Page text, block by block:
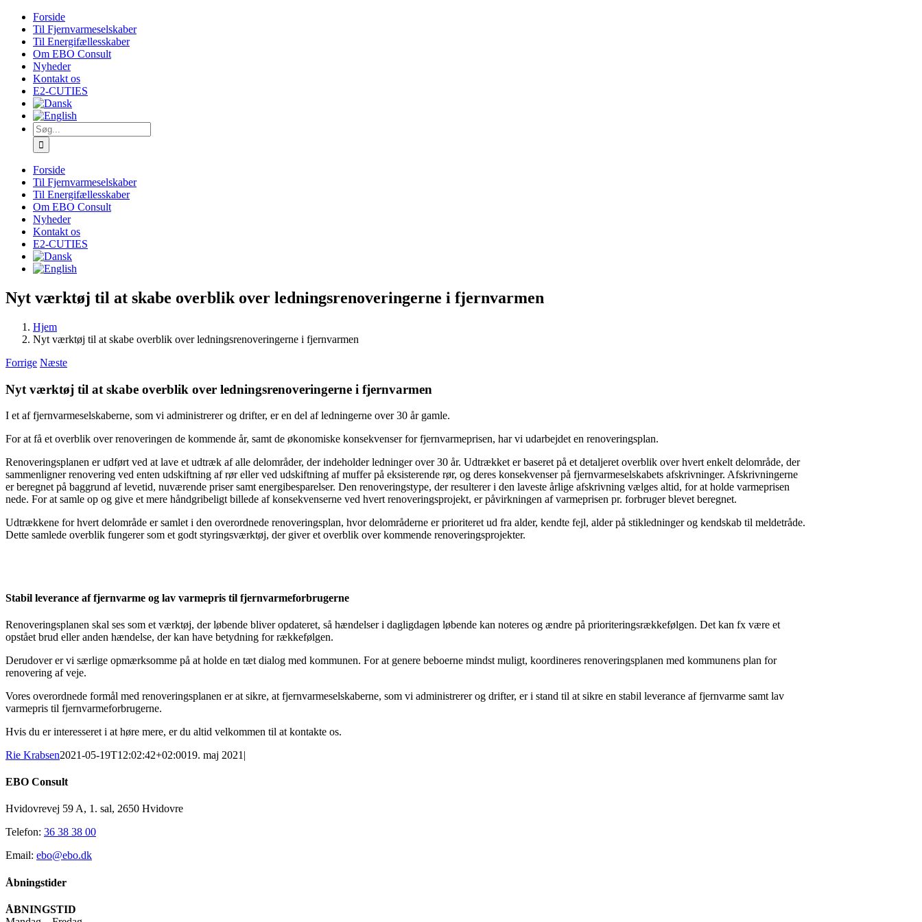
Skip
content
Forside
Til Fjernvarmeselskaber
Til Energifællesskaber
Om EBO Consult
Nyheder
Kontakt os
E2-CUTIES
Søg
efter:
Forside
Til Fjernvarmeselskaber
Til Energifællesskaber
Om EBO Consult
Nyheder
Kontakt os
E2-CUTIES
Nyt værktøj til at skabe overblik over ledningsrenoveringerne i fjernvarmen
Hjem
Nyt værktøj til at skabe overblik over ledningsrenoveringerne i fjernvarmen
Forrige Næste
Nyt værktøj til at skabe overblik over ledningsrenoveringerne i fjernvarmen
I et af fjernvarmeselskaberne, som vi administrerer og drifter, er en del af ledningerne over 30 år gamle.
For at få et overblik over renoveringen de kommende år, samt de økonomiske konsekvenser for fjernvarmeprisen, har vi udarbejdet en renoveringsplan.
Renoveringsplanen er udført ved at lave et udtræk af alle delområder, der indeholder ledninger over 30 år. Udtrækket er baseret på et detaljeret overblik over hvert enkelt delområde, der
sammenligner renovering ved enten udskiftning af rør eller ved udskiftning af muffer på eksisterende rør, og deres konsekvenser på fjernvarmeselskabets afskrivninger. Afskrivningerne
er beregnet på baggrund af levetid, nuværende priser samt energibesparelser. Den renoveringstype, der resulterer i den laveste årlige afskrivning vælges altid, for at holde varmeprisen
nede. For at samle op og give et mere håndgribeligt billede af konsekvenserne ved hvert renoveringsprojekt, er påvirkningen af varmeprisen pr. forbruger blevet beregnet.
Udtrækkene for hvert delområde er samlet i den overordnede renoveringsplan, hvor delområderne er prioriteret ud fra alder, kendte fejl, alder på stikledninger og kendskab til meldetråde.
Dette samlede overblik fungerer som et godt styringsværktøj, der giver et overblik over kommende renoveringsprojekter.
Stabil leverance af fjernvarme og lav varmepris til fjernvarmeforbrugerne
Renoveringsplanen skal ses som et værktøj, der løbende bliver opdateret, så hændelser i dagligdagen løbende kan noteres og ændre på prioriteringsrækkefølgen. Det kan fx være et
opstået brud eller anden hændelse, der kan have betydning for rækkefølgen.
Derudover er vi særlige opmærksomme på at holde en tæt dialog med kommunen. For at genere beboerne mindst muligt, koordineres renoveringsplanen med kommunens plan for
renovering af veje.
Vores overordnede formål med renoveringsplanen er at sikre, at fjernvarmeselskaberne, som vi administrerer og drifter, er i stand til at sikre en stabil leverance af fjernvarme samt lav
varmepris til fjernvarmeforbrugerne.
Hvis du er interesseret i at høre mere, er du altid velkommen til at kontakte os.
Rie Krabsen2021-05-19T12:02:42+02:0019. maj 2021 |
EBO Consult
Hvidovrevej 59 A, 1. sal, 2650 Hvidovre
Telefon: 36 38 38 00
Email: ebo@ebo.dk
Åbningstider
ÅBNINGSTID